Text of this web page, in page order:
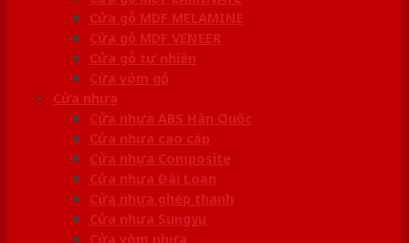
Cửa gỗ MDF MELAMINE
Cửa gỗ MDF VENEER
Cửa gỗ tự nhiên
Cửa vòm gỗ
Cửa nhựa
Cửa nhựa ABS Hàn Quốc
Cửa nhựa cao cấp
Cửa nhựa Composite
Cửa nhựa Đài Loan
Cửa nhựa ghép thanh
Cửa nhựa Sungyu
Cửa vòm nhựa